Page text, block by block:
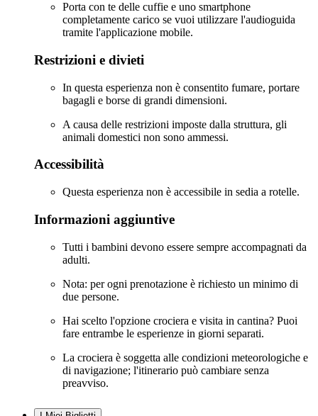
Porta con te delle cuffie e uno smartphone
completamente carico se vuoi utilizzare l'audioguida
tramite l'applicazione mobile.
Restrizioni e divieti
In questa esperienza non è consentito fumare, portare
bagagli e borse di grandi dimensioni.
A causa delle restrizioni imposte dalla struttura, gli
animali domestici non sono ammessi.
Accessibilità
Questa esperienza non è accessibile in sedia a rotelle.
Informazioni aggiuntive
Tutti i bambini devono essere sempre accompagnati da
adulti.
Nota: per ogni prenotazione è richiesto un minimo di
due persone.
Hai scelto l'opzione crociera e visita in cantina? Puoi
fare entrambe le esperienze in giorni separati.
La crociera è soggetta alle condizioni meteorologiche e
di navigazione; l'itinerario può cambiare senza
preavviso.